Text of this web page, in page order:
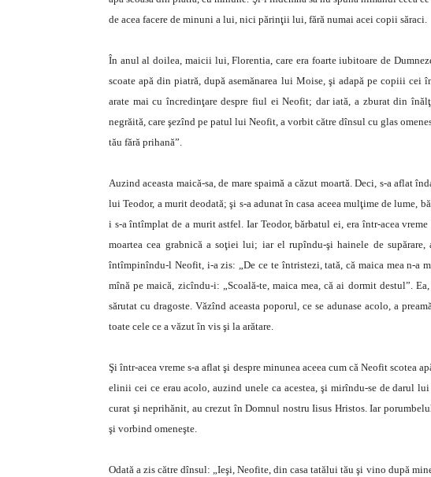
de acea facere de minuni a lui, nici părinţii lui, fără numai acei copii săraci.
În anul al doilea, maicii lui, Florentia, care era foarte iubitoare de
scoate apă din piatră, după asemănarea lui Moise, şi adapă pe copiii cei
arate mai cu încredinţare despre fiul ei Neofit; dar iată, a zburat din
negrăită, care şezînd pe patul lui Neofit, a vorbit către dînsul cu glas
tău fără prihană”.
Auzind aceasta maică-sa, de mare spaimă a căzut moartă. Deci, s-a aflat
lui Teodor, a murit deodată; şi s-a adunat în casa aceea mulţime de lume,
i s-a întîmplat de a murit astfel. Iar Teodor, bărbatul ei, era într-acea
moartea cea grabnică a soţiei lui; iar el rupîndu-şi hainele de supărare,
întîmpinîndu-l Neofit, i-a zis: „De ce te întristezi, tată, că maica mea n-a
mînă pe maică, zicîndu-i: „Scoală-te, maica mea, că ai dormit destul”.
sărutat cu dragoste. Văzînd aceasta poporul, ce se adunase acolo, a
toate cele ce a văzut în vis şi la arătare.
Şi într-acea vreme s-a aflat şi despre minunea aceea cum că Neofit scotea
elinii cei ce erau acolo, auzind unele ca acestea, şi mirîndu-se de darul
curat şi neprihănit, au crezut în Domnul nostru Iisus Hristos. Iar
şi vorbind omeneşte.
Odată a zis către dînsul: „Ieşi, Neofite, din casa tatălui tău şi vino după